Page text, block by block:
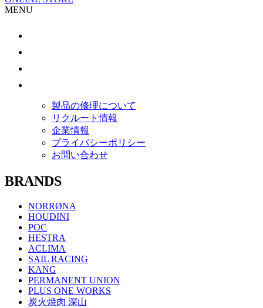
MENU
製品の修理について
リクルート情報
企業情報
プライバシーポリシー
お問い合わせ
BRANDS
NORRØNA
HOUDINI
POC
HESTRA
ACLIMA
SAIL RACING
KANG
PERMANENT UNION
PLUS ONE WORKS
炭火焼肉 深山